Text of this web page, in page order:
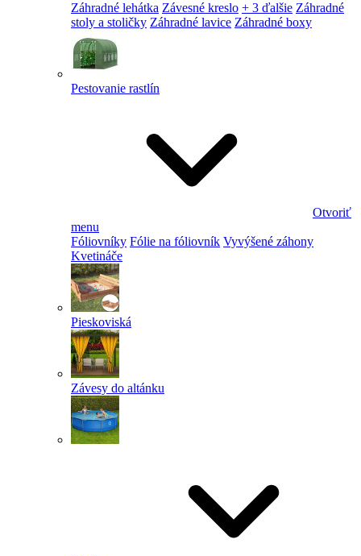
Záhradné lehátka Závesné kreslo + 3 ďalšie Záhradné
stoly a stoličky Záhradné lavice Záhradné boxy
Pestovanie rastlín
Otvoriť
menu
Fóliovníky Fólie na fóliovník Vyvýšené záhony
Kvetináče
Pieskoviská
Závesy do altánku